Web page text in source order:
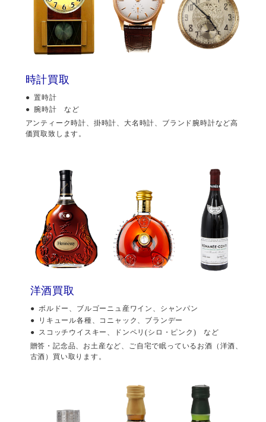
時計買取
置時計
腕時計 など
アンティーク時計、掛時計、大名時計、ブランド腕時計など高
価買取致します。
洋酒買取
ボルドー、ブルゴーニュ産ワイン、シャンパン
リキュール各種、コニャック、ブランデー
スコッチウイスキー、ドンペリ(シロ・ピンク) など
贈答・記念品、お土産など、ご自宅で眠っているお酒（洋酒、
古酒）買い取ります。